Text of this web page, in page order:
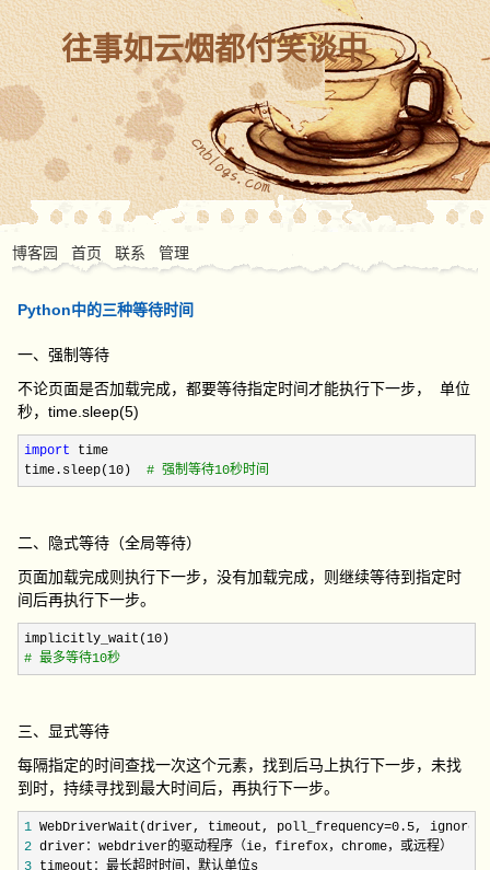
往事如云烟都付笑谈中
博客园 首页 联系 管理
Python中的三种等待时间
一、强制等待
不论页面是否加载完成，都要等待指定时间才能执行下一步， 单位
秒，time.sleep(5)
import time
time.sleep(10) # 强制等待10秒时间
二、隐式等待（全局等待）
页面加载完成则执行下一步，没有加载完成，则继续等待到指定时
间后再执行下一步。
implicitly_wait(10
# 最多等待10秒
三、显式等待
每隔指定的时间查找一次这个元素，找到后马上执行下一步，未找
到时，持续寻找到最大时间后，再执行下一步。
1 WebDriverWait(driver, timeout, poll_frequency=0.5,
2
3